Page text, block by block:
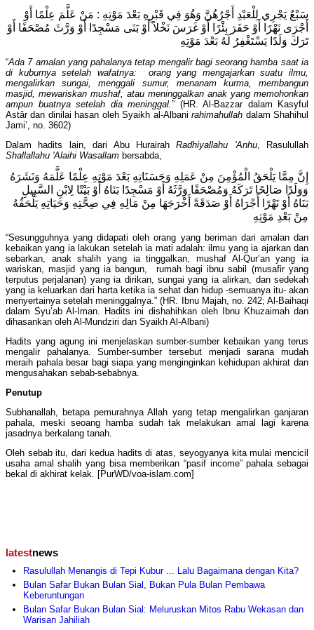
سَبْعٌ يَجْرِي لِلْعَبْدِ أَجْرُهُنَّ وَهُوَ فِي قَبْرِهِ بَعْدَ مَوْتِهِ : مَنْ عَلَّمَ عِلْمًا أَوْ
أَجْرَى نَهْرًا أَوْ حَفَرَ بِئْرًا أَوْ غَرَسَ نَخْلاً أَوْ بَنَى مَسْجِدًا أَوْ وَرَّثَ مُصْحَفًا أَوْ
تَرَكَ وَلَدًا يَسْتَغْفِرُ لَهُ بَعْدَ مَوْتِهِ
“Ada 7 amalan yang pahalanya tetap mengalir bagi seorang hamba saat ia
di kuburnya setelah wafatnya: orang yang mengajarkan suatu ilmu,
mengalirkan sungai, menggali sumur, menanam kurma, membangun
masjid, mewariskan mushaf, atau meninggalkan anak yang memohonkan
ampun buatnya setelah dia meninggal.” (HR. Al-Bazzar dalam Kasyful
Astâr dan dinilai hasan oleh Syaikh al-Albanirahimahullah dalam Shahihul
Jami’, no. 3602)
Dalam hadits lain, dari Abu HurairahRadhiyallahu 'Anhu, Rasulullah
Shallallahu 'Alaihi Wasallam bersabda,
إِنَّ مِمَّا يَلْحَقُ الْمُؤْمِنَ مِنْ عَمَلِهِ وَحَسَنَاتِهِ بَعْدَ مَوْتِهِ عِلْمًا عَلَّمَهُ وَنَشَرَهُ
وَوَلَدًا صَالِحًا تَرَكَهُ وَمُصْحَفًا وَرَّثَهُ أَوْ مَسْجِدًا بَنَاهُ أَوْ بَيْتًا لِابْنِ السَّبِيلِ
بَنَاهُ أَوْ نَهْرًا أَجْرَاهُ أَوْ صَدَقَةً أَخْرَجَهَا مِنْ مَالِهِ فِي صِحَّتِهِ وَحَيَاتِهِ يَلْحَقُهُ
مِنْ بَعْدِ مَوْتِهِ
“Sesungguhnya yang didapati oleh orang yang beriman dari amalan dan
kebaikan yang ia lakukan setelah ia mati adalah: ilmu yang ia ajarkan dan
sebarkan, anak shalih yang ia tinggalkan, mushaf Al-Qur’an yang ia
wariskan, masjid yang ia bangun, rumah bagi ibnu sabil (musafir yang
terputus perjalanan) yang ia dirikan, sungai yang ia alirkan, dan sedekah
yang ia keluarkan dari harta ketika ia sehat dan hidup -semuanya itu- akan
menyertainya setelah meninggalnya.” (HR. Ibnu Majah, no. 242; Al-Baihaqi
dalam Syu’ab Al-Iman. Hadits ini dishahihkan oleh Ibnu Khuzaimah dan
dihasankan oleh Al-Mundziri dan Syaikh Al-Albani)
Hadits yang agung ini menjelaskan sumber-sumber kebaikan yang terus
mengalir pahalanya. Sumber-sumber tersebut menjadi sarana mudah
meraih pahala besar bagi siapa yang menginginkan kehidupan akhirat dan
mengusahakan sebab-sebabnya.
Penutup
Subhanallah, betapa pemurahnya Allah yang tetap mengalirkan ganjaran
pahala, meski seoang hamba sudah tak melakukan amal lagi karena
jasadnya berkalang tanah.
Oleh sebab itu, dari kedua hadits di atas, seyogyanya kita mulai mencicil
usaha amal shalih yang bisa memberikan “pasif income” pahala sebagai
bekal di akhirat kelak. [PurWD/voa-islam.com]
latestnews
Rasulullah Menangis di Tepi Kubur ... Lalu Bagaimana dengan Kita?
Bulan Safar Bukan Bulan Sial, Bukan Pula Bulan Pembawa
Keberuntungan
Bulan Safar Bukan Bulan Sial: Meluruskan Mitos Rabu Wekasan dan
Warisan Jahiliah